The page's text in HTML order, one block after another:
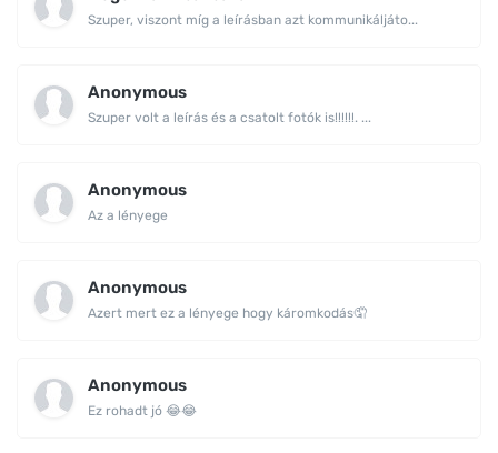
Szuper, viszont míg a leírásban azt kommunikáljáto...
Anonymous
Szuper volt a leírás és a csatolt fotók is!!!!!!. ...
Anonymous
Az a lényege
Anonymous
Azert mert ez a lényege hogy káromkodás🤦
Anonymous
Ez rohadt jó 😂😂